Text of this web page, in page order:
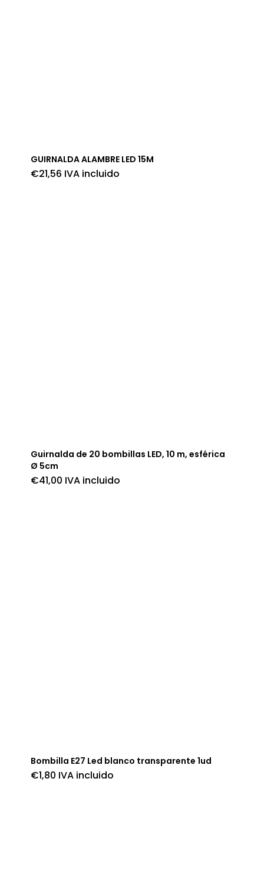
GUIRNALDA ALAMBRE LED 15M
€21,56 IVA incluido
Guirnalda de 20 bombillas LED, 10 m, esférica
Ø 5cm
€41,00 IVA incluido
Bombilla E27 Led blanco transparente 1ud
€1,80 IVA incluido